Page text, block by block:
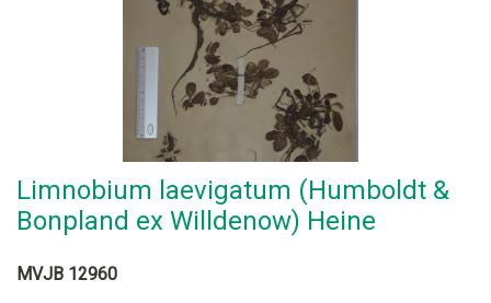
Limnobium laevigatum (Humboldt &
Bonpland ex Willdenow) Heine
MVJB 12960